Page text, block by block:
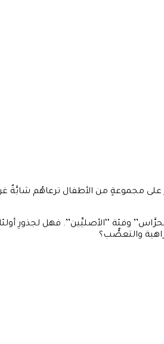
على مجموعةٍ من الأطفال ترعاهُم
وفئة ‘‘الأصليِّين’’. فهل لجذورِ
والتعصُّب؟